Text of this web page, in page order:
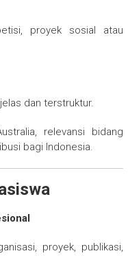
proyek sosial atau
dan terstruktur.
relevansi bidang
bagi Indonesia.
proyek, publikasi,